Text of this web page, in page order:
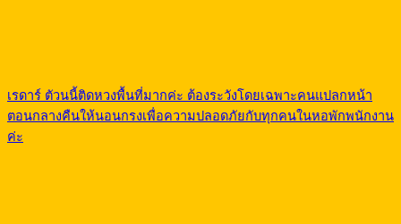
เรดาร์ ตัวนนี้ติดหวงพื้นที่มากค่ะ ต้องระวังโดยเฉพาะคนแปลกหน้า
ตอนกลางคืนให้นอนกรงเพื่อความปลอดภัยกับทุกคนในหอพักพนักงาน
ค่ะ